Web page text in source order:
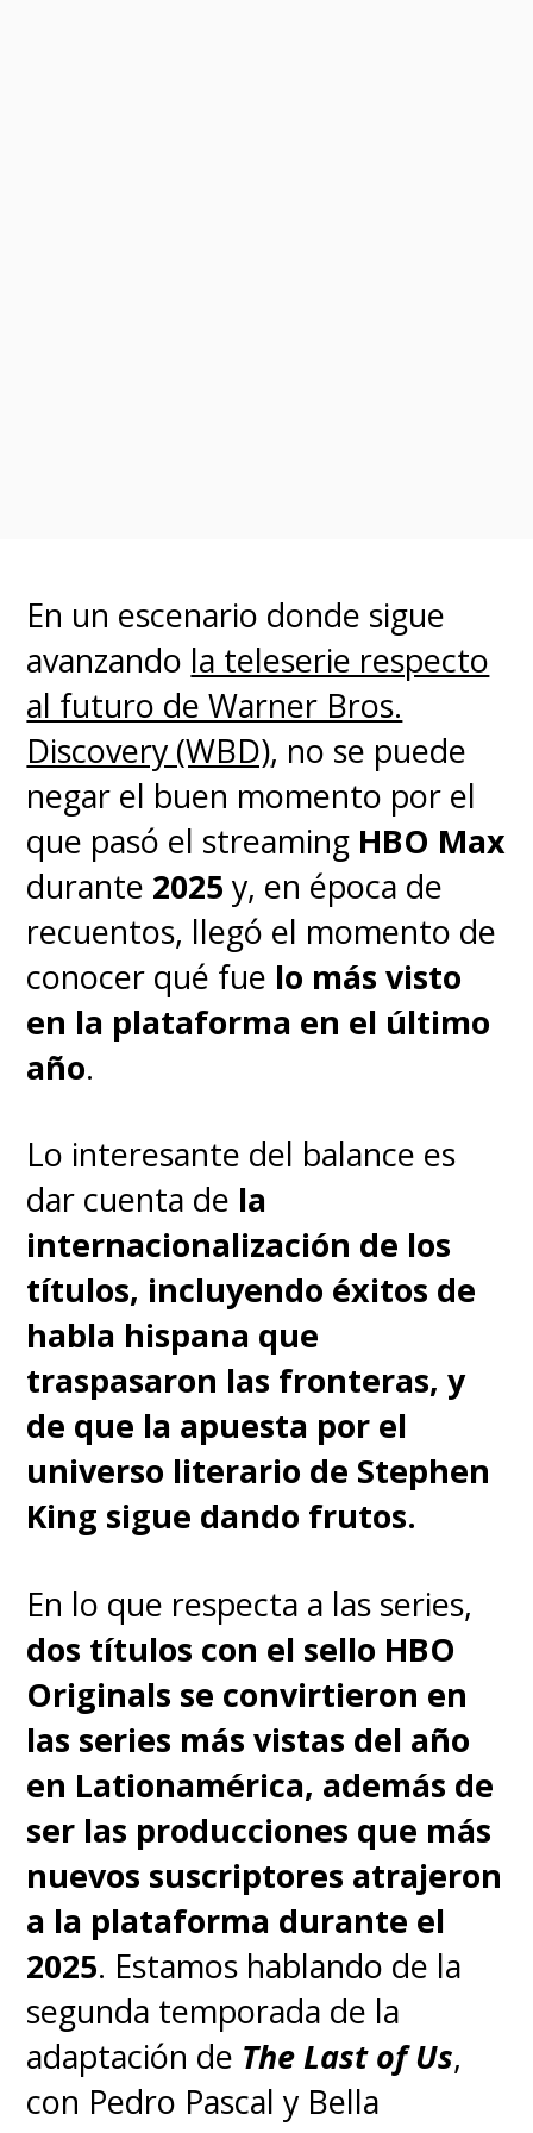
millones de dólares en dos años.
Según las estimaciones de la
compañía,alcanzarán más de
150 millones de suscriptores a
fines de 2026.
En un escenario donde sigue
avanzando la teleserie respecto
al futuro de Warner Bros.
Discovery (WBD), no se puede
negar el buen momento por el
que pasó el streaming HBO Max
durante 2025 y, en época de
recuentos, llegó el momento de
conocer qué fue lo más visto
en la plataforma en el último
año.
Lo interesante del balance es
dar cuenta de la
internacionalización de los
títulos, incluyendo éxitos de
habla hispana que
traspasaron las fronteras, y
de que la apuesta por el
universo literario de Stephen
King sigue dando frutos.
En lo que respecta a las series,
dos títulos con el sello HBO
Originals se convirtieron en
las series más vistas del año
en Lationamérica, además de
ser las producciones que más
nuevos suscriptores atrajeron
a la plataforma durante el
2025. Estamos hablando de la
segunda temporada de la
adaptación de The Last of Us,
con Pedro Pascal y Bella